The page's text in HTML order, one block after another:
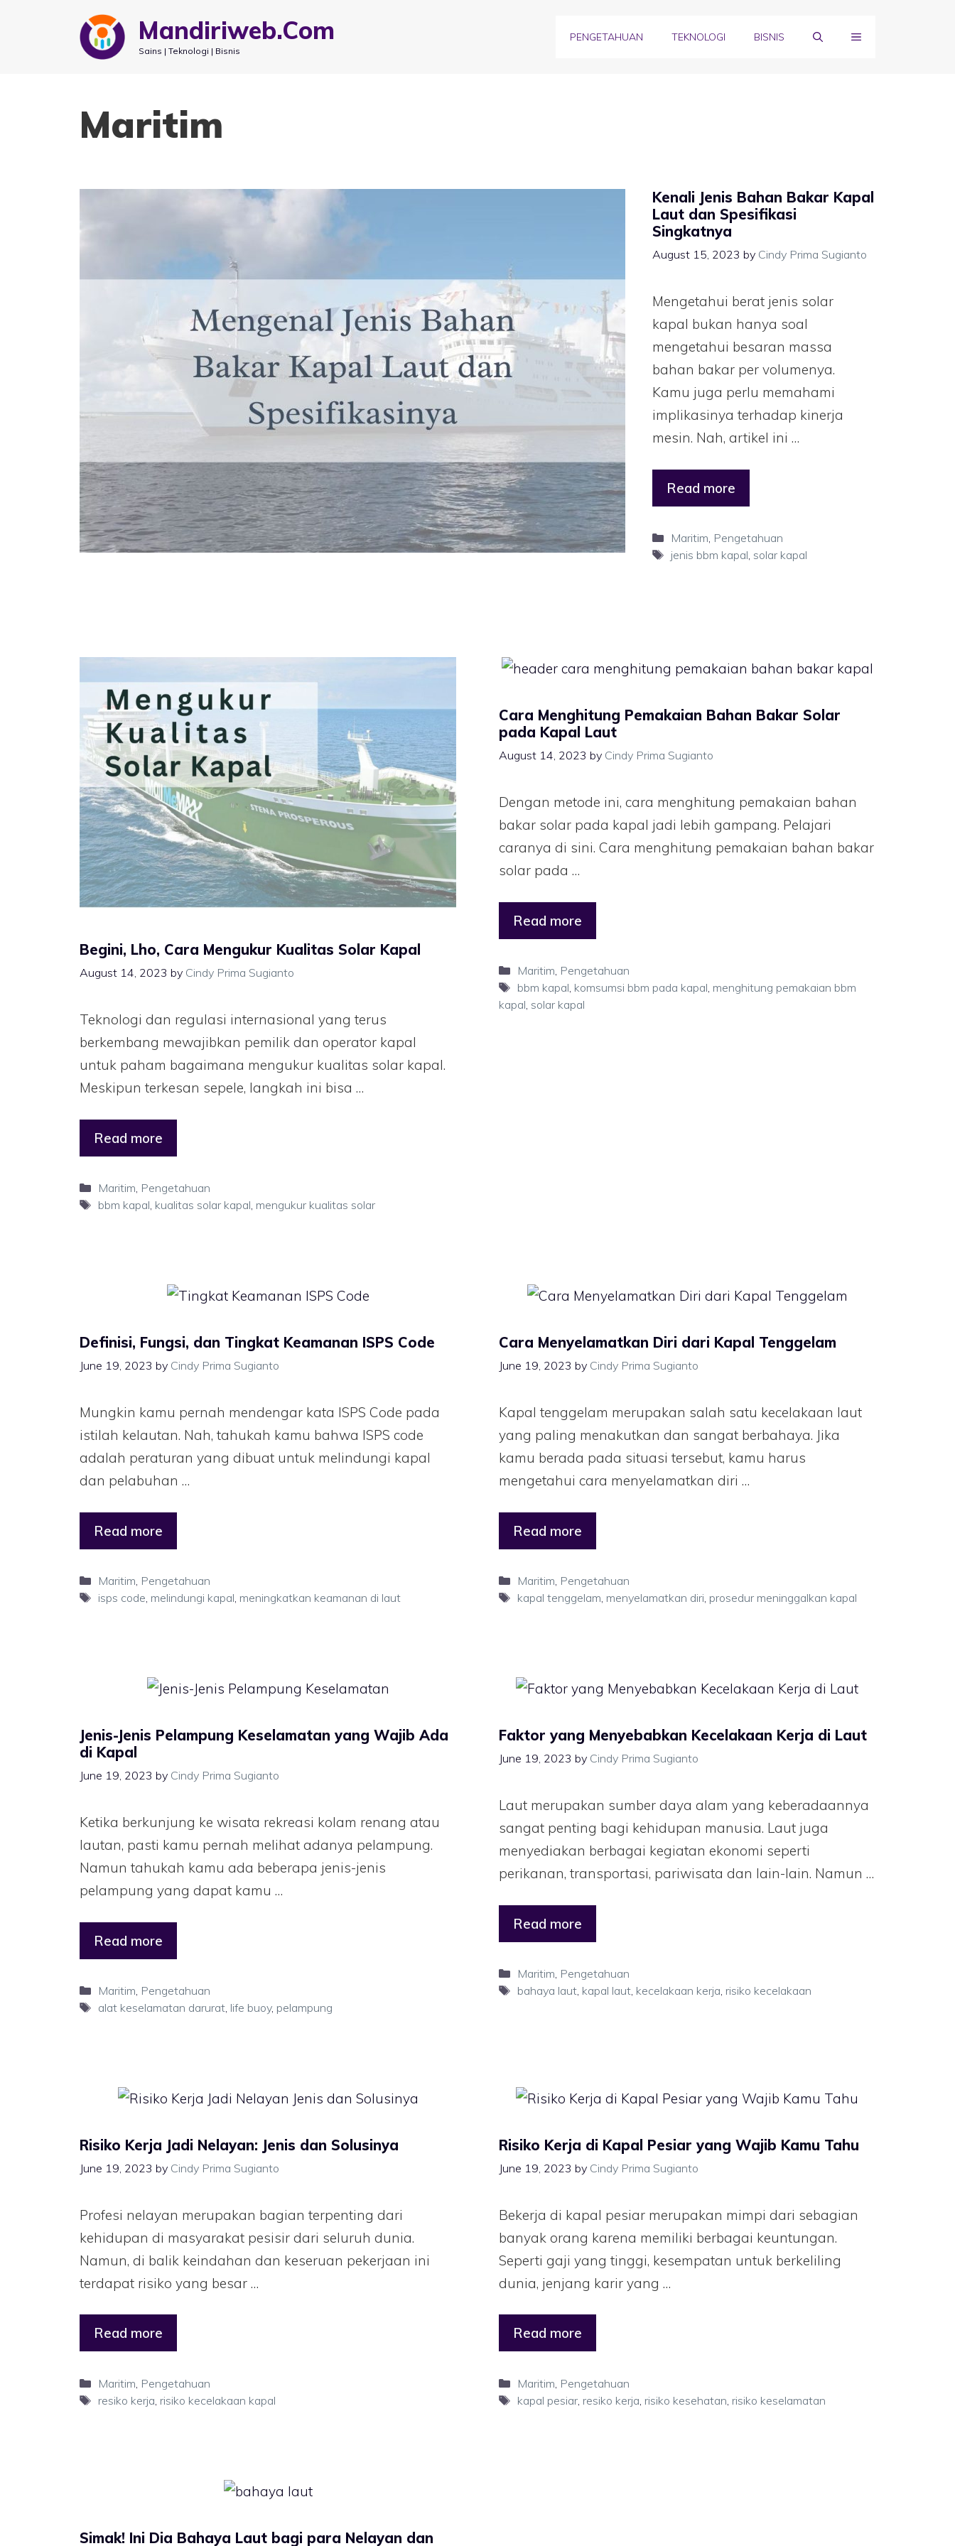
Mandiriweb.Com
Sains | Teknologi | Bisnis
PENGETAHUAN TEKNOLOGI BISNIS
Maritim
Kenali Jenis Bahan Bakar Kapal
Laut dan Spesifikasi
Singkatnya
August 15, 2023 by Cindy Prima Sugianto
Mengetahui berat jenis solar
kapal bukan hanya soal
mengetahui besaran massa
bahan bakar per volumenya.
Kamu juga perlu memahami
implikasinya terhadap kinerja
mesin. Nah, artikel ini …
Read more
Maritim Pengetahuan
jenis bbm kapal solar kapal
Begini, Lho, Cara Mengukur Kualitas Solar Kapal
August 14, 2023 by Cindy Prima Sugianto
Teknologi dan regulasi internasional yang terus
berkembang mewajibkan pemilik dan operator kapal
untuk paham bagaimana mengukur kualitas solar kapal.
Meskipun terkesan sepele, langkah ini bisa …
Read more
Maritim, Pengetahuan
bbm kapal, kualitas solar kapal, mengukur kualitas solar
Cara Menghitung Pemakaian Bahan Bakar Solar
pada Kapal Laut
August 14, 2023 by Cindy Prima Sugianto
Dengan metode ini, cara menghitung pemakaian bahan
bakar solar pada kapal jadi lebih gampang. Pelajari
caranya di sini. Cara menghitung pemakaian bahan bakar
solar pada …
Read more
Maritim Pengetahuan
bbm kapal komsumsi bbm pada kapal menghitung pemakaian bbm
kapal solar kapal
Definisi, Fungsi, dan Tingkat Keamanan ISPS Code
June 19, 2023 by Cindy Prima Sugianto
Mungkin kamu pernah mendengar kata ISPS Code pada
istilah kelautan. Nah, tahukah kamu bahwa ISPS code
adalah peraturan yang dibuat untuk melindungi kapal
dan pelabuhan …
Read more
Maritim, Pengetahuan
isps code, melindungi kapal, meningkatkan keamanan di laut
Cara Menyelamatkan Diri dari Kapal Tenggelam
June 19, 2023 by Cindy Prima Sugianto
Kapal tenggelam merupakan salah satu kecelakaan laut
yang paling menakutkan dan sangat berbahaya. Jika
kamu berada pada situasi tersebut, kamu harus
mengetahui cara menyelamatkan diri …
Read more
Maritim, Pengetahuan
kapal tenggelam, menyelamatkan diri, prosedur meninggalkan kapal
Jenis-Jenis Pelampung Keselamatan yang Wajib Ada
di Kapal
June 19, 2023 by Cindy Prima Sugianto
Ketika berkunjung ke wisata rekreasi kolam renang atau
lautan, pasti kamu pernah melihat adanya pelampung.
Namun tahukah kamu ada beberapa jenis-jenis
pelampung yang dapat kamu …
Read more
Maritim Pengetahuan
alat keselamatan darurat, life buoy, pelampung
Faktor yang Menyebabkan Kecelakaan Kerja di Laut
June 19, 2023 by Cindy Prima Sugianto
Laut merupakan sumber daya alam yang keberadaannya
sangat penting bagi kehidupan manusia. Laut juga
menyediakan berbagai kegiatan ekonomi seperti
perikanan, transportasi, pariwisata dan lain-lain. Namun …
Read more
Maritim Pengetahuan
bahaya laut, kapal laut, kecelakaan kerja risiko kecelakaan
Risiko Kerja Jadi Nelayan: Jenis dan Solusinya
June 19, 2023 by Cindy Prima Sugianto
Profesi nelayan merupakan bagian terpenting dari
kehidupan di masyarakat pesisir dari seluruh dunia.
Namun, di balik keindahan dan keseruan pekerjaan ini
terdapat risiko yang besar …
Read more
Maritim Pengetahuan
resiko kerja risiko kecelakaan kapal
Risiko Kerja di Kapal Pesiar yang Wajib Kamu Tahu
June 19, 2023 by Cindy Prima Sugianto
Bekerja di kapal pesiar merupakan mimpi dari sebagian
banyak orang karena memiliki berbagai keuntungan.
Seperti gaji yang tinggi, kesempatan untuk berkeliling
dunia, jenjang karir yang …
Read more
Maritim Pengetahuan
kapal pesiar, resiko kerja risiko kesehatan risiko keselamatan
Simak! Ini Dia Bahaya Laut bagi para Nelayan dan